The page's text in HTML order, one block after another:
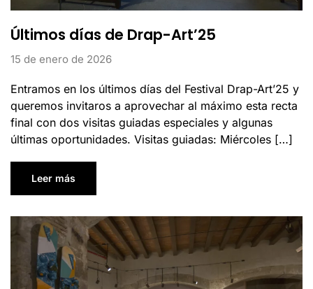
Últimos días de Drap-Art’25
15 de enero de 2026
Entramos en los últimos días del Festival Drap-Art’25 y
queremos invitaros a aprovechar al máximo esta recta
final con dos visitas guiadas especiales y algunas
últimas oportunidades. Visitas guiadas: Miércoles […]
Leer más